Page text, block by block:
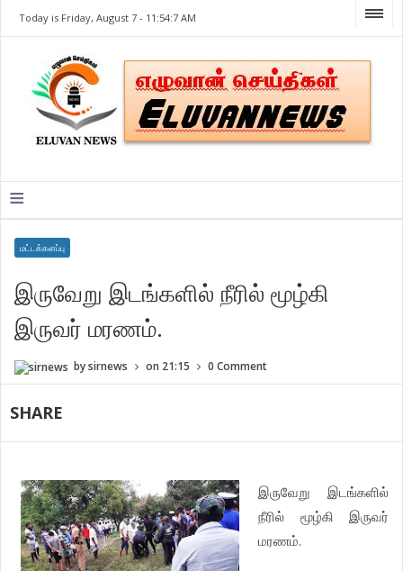
Today is Friday, August 7 - 11:54:7 AM
≡
மட்டக்களப்பு
இருவேறு இடங்களில் நீரில் மூழ்கி
இருவர் மரணம்.
bysirnews on 21:15 0 Comment
SHARE
இருவேறு
இடங்களில்
நீரில்
மூழ்கி
இருவர்
மரணம்.